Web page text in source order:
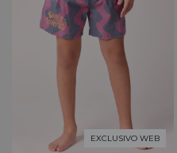
EXCLUSIVO WEB